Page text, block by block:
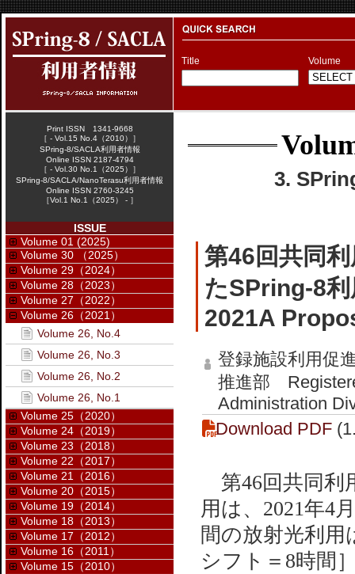
Title Volume
3.
第46回共同
たSPring-8
2021A
登録施設利用促
推進部
Administration
Download PDF
第46回共同利
用は、2021年4
間の放射光利
シフト＝8時間
Print ISSN 1341-9668
［ - Vol.15 No.4（2010）］
SPring-8/SACLA利用者情報
Online ISSN 2187-4794
［ - Vol.30 No.1（2025）］
SPring-8/SACLA/NanoTerasu利用者情報
Online ISSN 2760-3245
［Vol.1 No.1（2025） - ］
ISSUE
Volume 01 (2025)
Volume 30 （2025）
Volume 29（2024）
Volume 28（2023）
Volume 27（2022）
Volume 26（2021）
Volume 26, No.4
Volume 26, No.3
Volume 26, No.2
Volume 26, No.1
Volume 25（2020）
Volume 24（2019）
Volume 23（2018）
Volume 22（2017）
Volume 21（2016）
Volume 20（2015）
Volume 19（2014）
Volume 18（2013）
Volume 17（2012）
Volume 16（2011）
Volume 15（2010）